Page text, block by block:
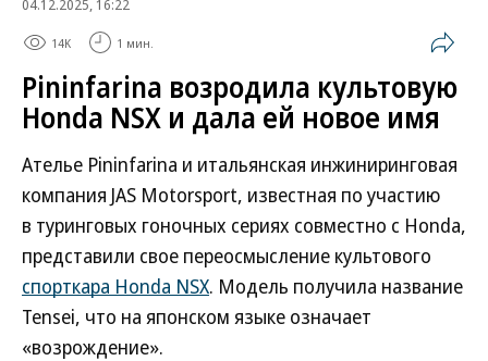
04.12.2025, 16:22
14K 1 мин.
Pininfarina возродила культовую
Honda NSX и дала ей новое имя
Ателье Pininfarina и итальянская инжиниринговая
компания JAS Motorsport, известная по участию
в туринговых гоночных сериях совместно с Honda,
представили свое переосмысление культового
спорткара Honda NSX. Модель получила название
Tensei, что на японском языке означает
«возрождение».